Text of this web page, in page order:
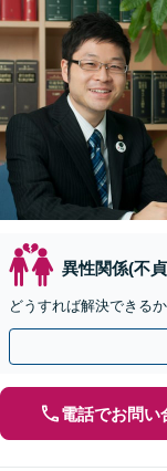
異性関係(不
どうすれば解決できる
電話でお問い